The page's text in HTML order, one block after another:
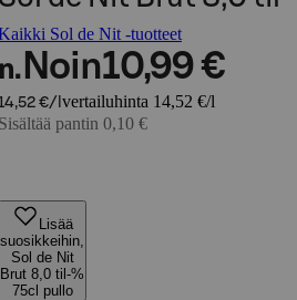
Sol de Nit -tuotteet
n. Noin10,99 €
€/l vertailuhinta 14,52 €/l
Sisältää pantin 0,10 €
Lisää
suosikkeihin,
Sol de Nit
Brut 8,0 til-%
75cl pullo